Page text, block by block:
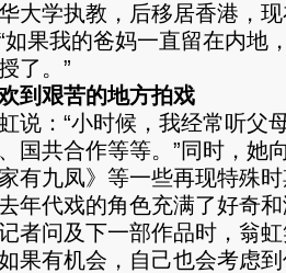
大学执教，后移居香港，
如果我的爸妈一直留在内地
了。”
到艰苦的地方拍戏
：“小时候，我经常听父
国共合作等等。”同时，她
有九凤》等一些再现特殊
年代戏的角色充满了好奇
问及下一部作品时，翁虹
果有机会，自己也会考虑